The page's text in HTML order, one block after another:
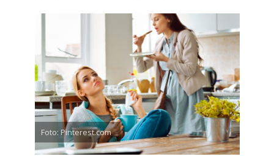
Foto: Pinterest.com